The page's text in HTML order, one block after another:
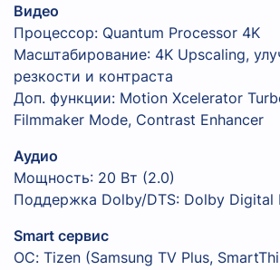
Видео
Процессор: Quantum Processor 4K
Масштабирование: 4K Upscaling,
резкости и контраста
Доп. функции: Motion Xcelerator
Filmmaker Mode, Contrast Enhancer
Аудио
Мощность: 20 Вт (2.0)
Поддержка Dolby/DTS: Dolby Digital
Smart сервис
ОС: Tizen (Samsung TV Plus,